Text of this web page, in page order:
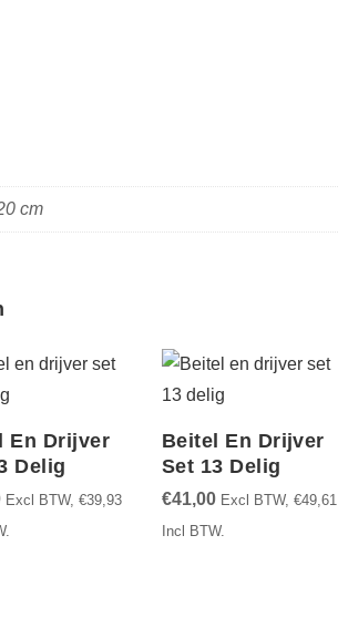
cm
En Drijver
Delig
Excl BTW, €39,93
Beitel En Drijver
Set 13 Delig
€41,00 Excl BTW, €49,61
Incl BTW.